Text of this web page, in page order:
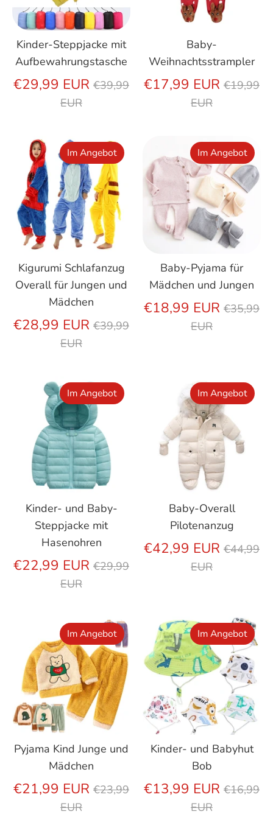
Kinder-Steppjacke mit
Aufbewahrungstasche
€29,99 EUR Regulärer
€39,99
EUR
Baby-
Weihnachtsstrampler
€17,99 EUR €19,99
EUR
Kigurumi Schlafanzug
Overall für Jungen und
Mädchen
€28,99 EUR Regulärer
€39,99
EUR
Im Angebot
Baby-Pyjama für
Mädchen und Jungen
€18,99 EUR €35,99
EUR
Im Angebot
Kinder- und Baby-
Steppjacke mit
Hasenohren
€22,99 EUR Regulärer
€29,99
EUR
Im Angebot
Baby-Overall
Pilotenanzug
€42,99 EUR €44,99
EUR
Im Angebot
Pyjama Kind Junge und
Mädchen
€21,99 EUR Regulärer
€23,99
EUR
Im Angebot
Kinder- und Babyhut
Bob
€13,99 EUR €16,99
EUR
Im Angebot